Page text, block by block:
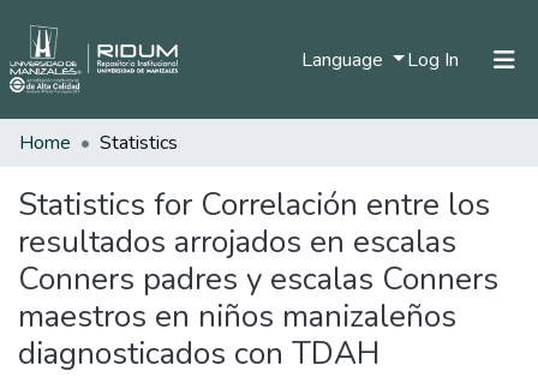
Language Log In (current)
Communities & Collections
All of DSpace
Home Statistics
Statistics for Correlación entre los
resultados arrojados en escalas
Conners padres y escalas Conners
maestros en niños manizaleños
diagnosticados con TDAH